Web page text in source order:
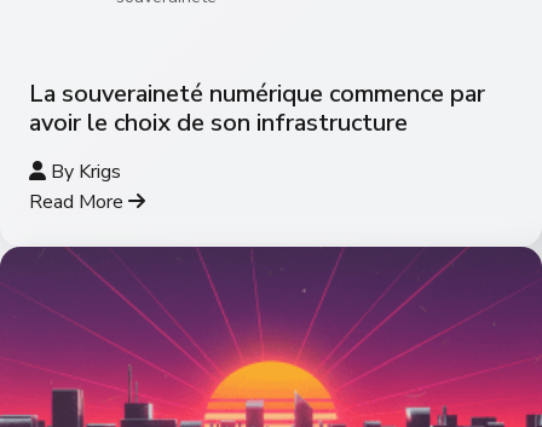
La souveraineté numérique commence par
avoir le choix de son infrastructure
By Krigs
Read More